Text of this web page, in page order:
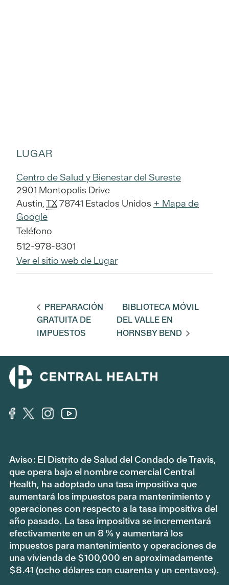
LUGAR
Centro de Salud y Bienestar del Sureste
2901 Montopolis Drive
Austin,TX78741 Estados Unidos + Mapa de
Google
Teléfono
512-978-8301
Ver el sitio web de Lugar
PREPARACIÓN
GRATUITA DE
IMPUESTOS
BIBLIOTECA MÓVIL
DEL VALLE EN
HORNSBY BEND
Aviso: El Distrito de Salud del Condado de Travis,
que opera bajo el nombre comercial Central
Health, ha adoptado una tasa impositiva que
aumentará los impuestos para mantenimiento y
operaciones con respecto a la tasa impositiva del
año pasado. La tasa impositiva se incrementará
efectivamente en un 8 % y aumentará los
impuestos para mantenimiento y operaciones de
una vivienda de $100,000 en aproximadamente
$8.41 (ocho dólares con cuarenta y un centavos).